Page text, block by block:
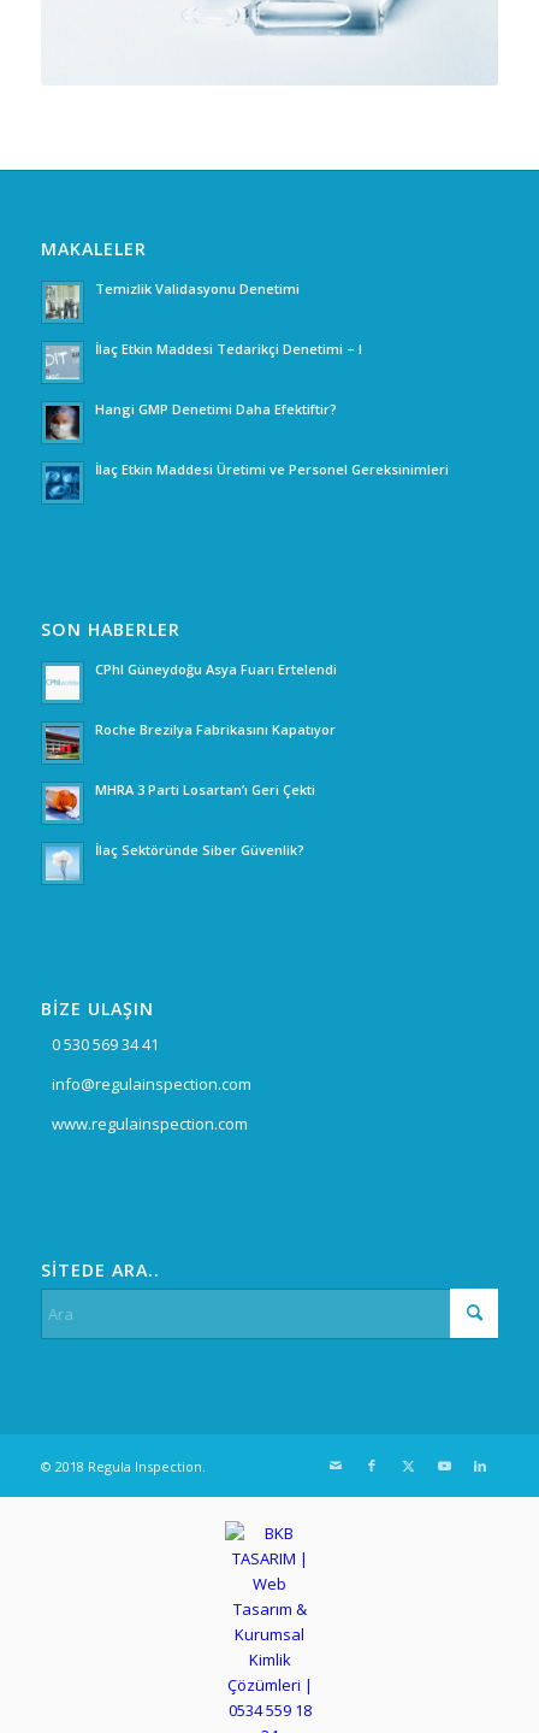
MAKALELER
Temizlik Validasyonu Denetimi
İlaç Etkin Maddesi Tedarikçi Denetimi – I
Hangi GMP Denetimi Daha Efektiftir?
İlaç Etkin Maddesi Üretimi ve Personel Gereksinimleri
SON HABERLER
CPhI Güneydoğu Asya Fuarı Ertelendi
Roche Brezilya Fabrikasını Kapatıyor
MHRA 3 Parti Losartan’ı Geri Çekti
İlaç Sektöründe Siber Güvenlik?
BİZE ULAŞIN
0 530 569 34 41
info@regulainspection.com
www.regulainspection.com
SİTEDE ARA..
© 2018 Regula Inspection.